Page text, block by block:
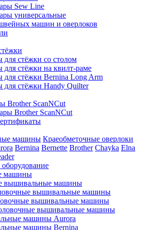
Sew Line
универсальные
машин и оверлоков
стёжки со столом
стёжки на квилт-раме
стёжки Bernina Long Arm
стёжки Handy Quilter
Brother ScanNCut
Brother ScanNCut
машины Краеобметочные оверлоки
Bernina Bernette Brother Chayka Elna
машины
вышивальные машины
вышивальные машины
вышивальные машины
вышивальные машины
машины Aurora
машины Bernina